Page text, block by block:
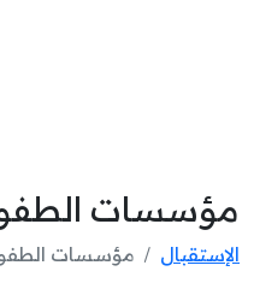
مؤسسات
الإستقبال مؤسسات